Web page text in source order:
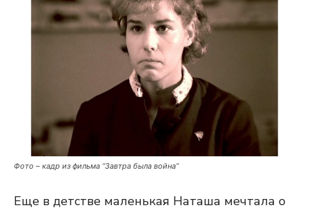
Фото – кадр из фильма “Завтра была война”
Еще в детстве маленькая Наташа мечтала о